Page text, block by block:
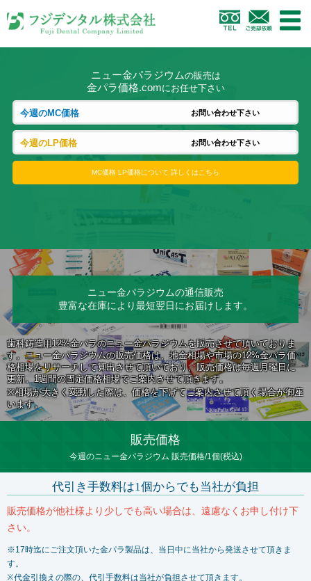
ニュー金パラジウムの販売は
金パラ価格.comにお任せ下さい
今週のMC価格 お問い合わせ下さい
今週のLP価格 お問い合わせ下さい
MC価格 LP価格について 詳しくはこちら
ニュー金パラジウムの通信販売
豊富な在庫により最短翌日にお届けします。
歯科鋳造用12%金パラのニュー金パラジウムを販売させて頂いておりま
す。ニュー金パラジウムの販売価格は、地金相場や市場の12%金パラ価
格相場をリサーチして算出させて頂いており、販売価格は毎週月曜日に
更新。1週間の固定価格相場でご案内させて頂きます。
※相場が大きく変動した際は、価格を下げてご案内させて頂く場合が御座
います。
販売価格
今週のニュー金パラジウム 販売価格/1個(税込)
代引き手数料は1個からでも当社が負担
販売価格が他社様より少しでも高い場合は、遠慮なくお申し付け下
さい。
※17時迄にご注文頂いた金パラ製品は、当日中に当社から発送させて頂きま
す。
※代金引換えの際の、代引手数料は当社が負担させて頂きます。